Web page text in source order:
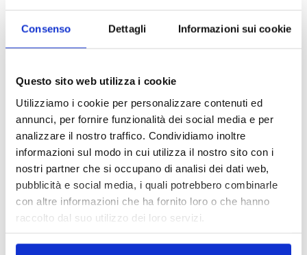
Consenso Dettagli Informazioni sui cookie
Questo sito web utilizza i cookie
Utilizziamo i cookie per personalizzare contenuti ed
annunci, per fornire funzionalità dei social media e per
analizzare il nostro traffico. Condividiamo inoltre
informazioni sul modo in cui utilizza il nostro sito con i
nostri partner che si occupano di analisi dei dati web,
pubblicità e social media, i quali potrebbero combinarle
con altre informazioni che ha fornito loro o che hanno
raccolto dal suo utilizzo dei loro servizi.